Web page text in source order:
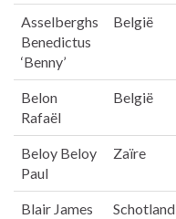
Asselberghs
Benedictus
‘Benny’
België
Belon
Rafaël
België
Beloy Beloy
Paul
Zaïre
Blair James
Schotland